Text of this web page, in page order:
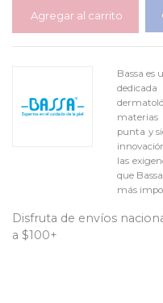
Agregar al carrito
Bassa es
dedicada
punta y
las
que
más
Disfruta de envíos
a $100+